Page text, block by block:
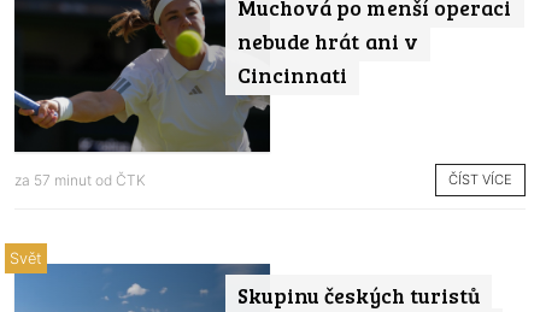
Muchová po menší operaci
nebude hrát ani v
Cincinnati
za 57 minut od ČTK ČÍST VÍCE
Skupinu českých turistů
Svět